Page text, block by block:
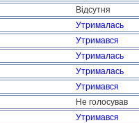
Відсутня
Утрималась
Утримався
Утрималась
Утрималась
Утримався
Не голосував
Утримався